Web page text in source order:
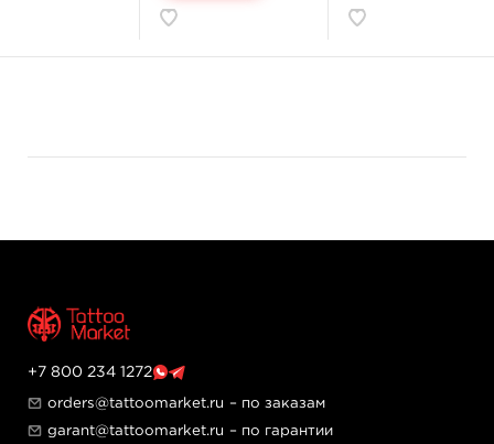
глицерин
бензиловый спирт
Оттенок идеально подходит для закрашивания
зимнего бушующего моря и неба, а также может
Стерильный продукт.
+7 800 234 1272
orders@tattoomarket.ru – по заказам
garant@tattoomarket.ru – по гарантии